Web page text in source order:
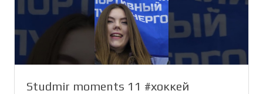
Studmir moments 11 #хоккей